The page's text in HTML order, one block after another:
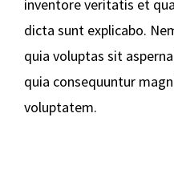
inventore veritatis et
dicta sunt explicabo.
quia voluptas sit
quia consequuntur
voluptatem.